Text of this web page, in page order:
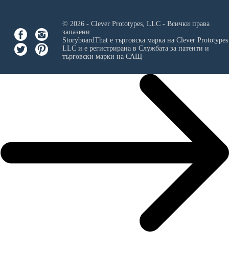
© 2026 - Clever Prototypes, LLC - Всички права
запазени.
StoryboardThat е търговска марка на Clever
LLCи е регистрирана в Службата за патенти и
търговски марки на САЩ